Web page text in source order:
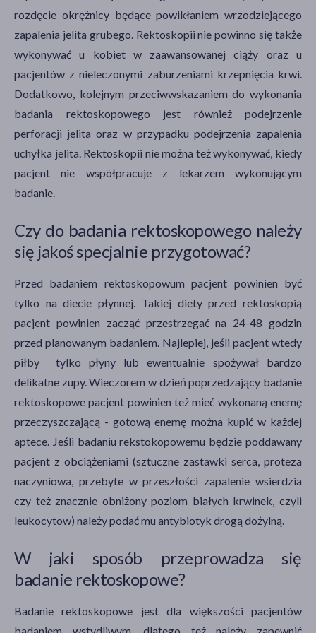
rozdęcie okrężnicy będące powikłaniem wrzodziejącego
zapalenia jelita grubego. Rektoskopii nie powinno się także
wykonywać u kobiet w zaawansowanej ciąży oraz u
pacjentów z nieleczonymi zaburzeniami krzepnięcia krwi.
Dodatkowo, kolejnym przeciwwskazaniem do wykonania
badania rektoskopowego jest również podejrzenie
perforacji jelita oraz w przypadku podejrzenia zapalenia
uchyłka jelita. Rektoskopii nie można też wykonywać, kiedy
pacjent nie współpracuje z lekarzem wykonującym
badanie.
Czy do badania rektoskopowego należy
się jakoś specjalnie przygotować?
Przed badaniem rektoskopowum pacjent powinien być
tylko na diecie płynnej. Takiej diety przed rektoskopią
pacjent powinien zacząć przestrzegać na 24-48 godzin
przed planowanym badaniem. Najlepiej, jeśli pacjent wtedy
piłby tylko płyny lub ewentualnie spożywał bardzo
delikatne zupy. Wieczorem w dzień poprzedzający badanie
rektoskopowe pacjent powinien też mieć wykonaną enemę
przeczyszczającą - gotową enemę można kupić w każdej
aptece. Jeśli badaniu rekstokopowemu będzie poddawany
pacjent z obciążeniami (sztuczne zastawki serca, proteza
naczyniowa, przebyte w przeszłości zapalenie wsierdzia
czy też znacznie obniżony poziom białych krwinek, czyli
leukocytow) należy podać mu antybiotyk drogą dożylną.
W jaki sposób przeprowadza się
badanie rektoskopowe?
Badanie rektoskopowe jest dla większości pacjentów
badaniem wstydliwym, dlatego też należy zapewnić